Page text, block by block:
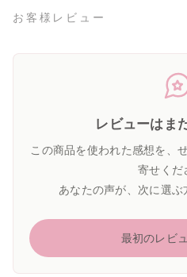
お客様レビュー
レビューはま
この商品を使われた感想を、
寄せくだ
あなたの声が、次に選ぶ
最初のレビ